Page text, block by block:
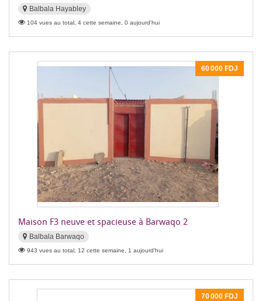
Balbala Hayabley
104 vues au total, 4 cette semaine, 0 aujourd'hui
60 000 FDJ
Maison F3 neuve et spacieuse à Barwaqo 2
Balbala Barwaqo
943 vues au total, 12 cette semaine, 1 aujourd'hui
70 000 FDJ